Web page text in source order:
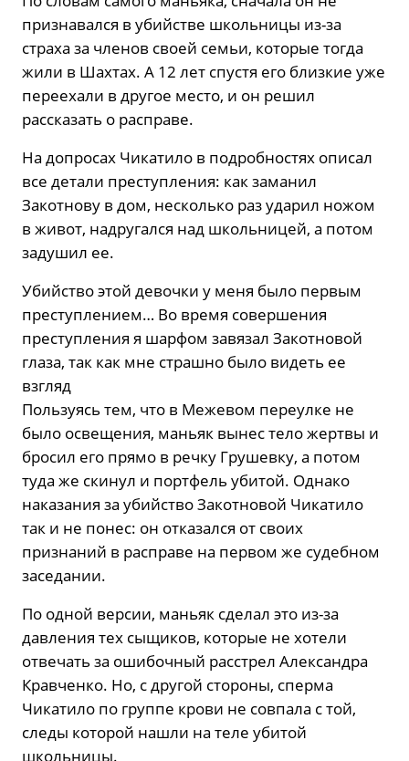
признавался в убийстве школьницы из-за
страха за членов своей семьи, которые тогда
жили в Шахтах. А 12 лет спустя его близкие уже
переехали в другое место, и он решил
рассказать о расправе.
На допросах Чикатило в подробностях описал
все детали преступления: как заманил
Закотнову в дом, несколько раз ударил ножом
в живот, надругался над школьницей, а потом
задушил ее.
Убийство этой девочки у меня было первым
преступлением… Во время совершения
преступления я шарфом завязал Закотновой
глаза, так как мне страшно было видеть ее
взгляд
Пользуясь тем, что в Межевом переулке не
было освещения, маньяк вынес тело жертвы и
бросил его прямо в речку Грушевку, а потом
туда же скинул и портфель убитой. Однако
наказания за убийство Закотновой Чикатило
так и не понес: он отказался от своих
признаний в расправе на первом же судебном
заседании.
По одной версии, маньяк сделал это из-за
давления тех сыщиков, которые не хотели
отвечать за ошибочный расстрел Александра
Кравченко. Но, с другой стороны, сперма
Чикатило по группе крови не совпала с той,
следы которой нашли на теле убитой
школьницы.